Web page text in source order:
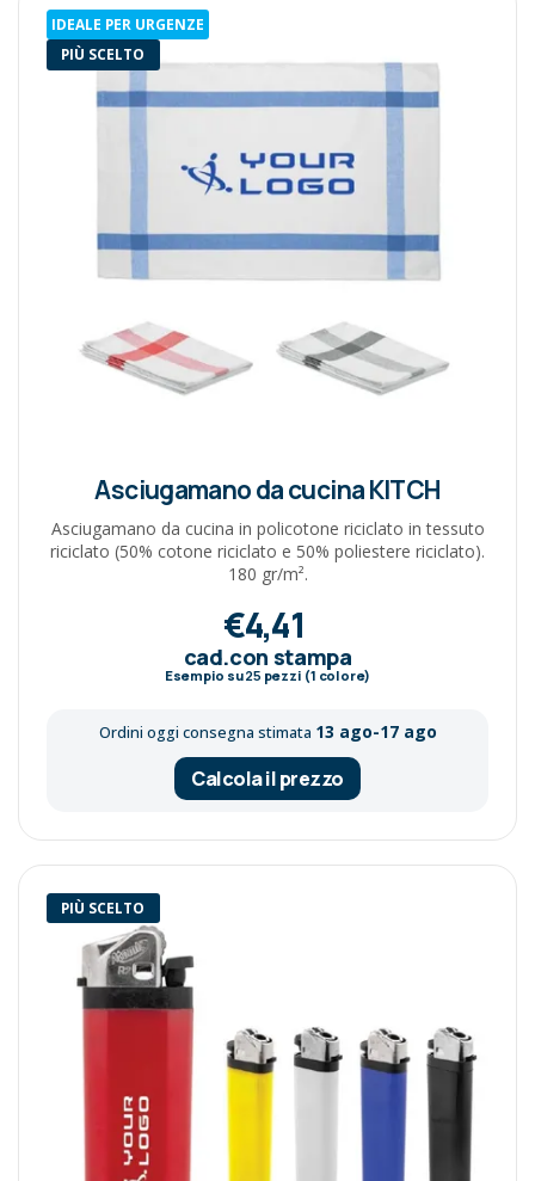
IDEALE PER URGENZE
PIÙ SCELTO
Asciugamano da cucina KITCH
Asciugamano da cucina in policotone riciclato in tessuto
riciclato (50% cotone riciclato e 50% poliestere riciclato).
180 gr/m².
€4,41
cad.con stampa
Esempio su25 pezzi (1 colore)
Ordini oggi consegna stimata 13 ago-17 ago
Calcola il prezzo
PIÙ SCELTO